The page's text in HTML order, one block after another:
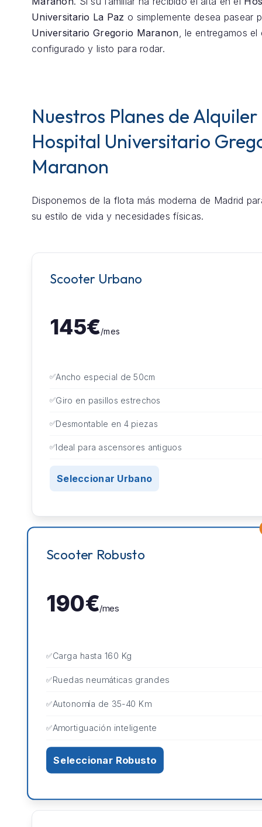
Universitario La Paz o simplemente desea pasear
Universitario Gregorio Maranon, le entregamos el
configurado y listo para rodar.
Nuestros Planes de Alquiler
Hospital Universitario
Maranon
Disponemos de la flota más moderna de Madrid
su estilo de vida y necesidades físicas.
Scooter Urbano
145€/mes
Ancho especial de 50cm
Giro en pasillos estrechos
Desmontable en 4 piezas
Ideal para ascensores antiguos
Seleccionar Urbano
Scooter Robusto
190€/mes
Carga hasta 160 Kg
Ruedas neumáticas grandes
Autonomía de 35-40 Km
Amortiguación inteligente
Seleccionar Robusto